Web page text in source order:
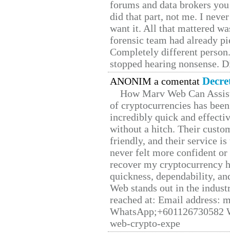
forums and data brokers
did that part, not me. I
want it. All that mattered
forensic team had already
Completely different
stopped hearing nonsense.
ANONIM a comentat
How Marv Web Can
of cryptocurrencies has
incredibly quick and
without a hitch. Their
friendly, and their service
never felt more confident
recover my cryptocurrency
quickness, dependability,
Web stands out in the
reached at: Email address:
web-crypto-expe